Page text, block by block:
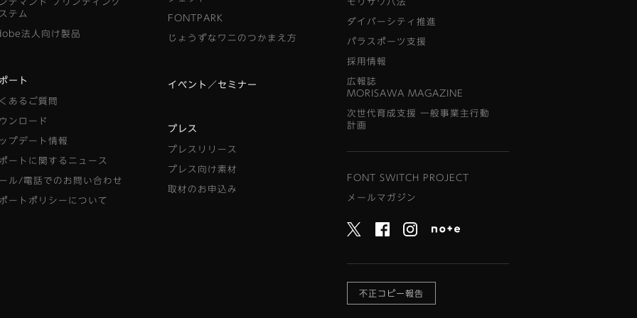
テム
法人向け製品
ート
あるご質問
ンロード
プデート情報
ートに関するニュース
ル/電話でのお問い合わせ
ートポリシーについて
FONTPARK
じょうずなワニのつかまえ方
イベント／セミナー
プレス
プレスリリース
プレス向け素材
取材のお申込み
ダイバーシティ推進
パラスポーツ支援
採用情報
広報誌
MORISAWA MAGAZINE
次世代育成支援 一般事業主行動
計画
FONT SWITCH PROJECT
メールマガジン
不正コピー報告